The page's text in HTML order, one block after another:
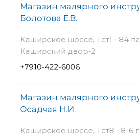
Магазин малярного
Болотова Е.В.
Каширское шоссе, 1 ст1 - 84
Каширский двор-2
+7910-422-6006
Магазин малярного
Осадчая Н.И.
Каширское шоссе, 1 ст8 - 8-6